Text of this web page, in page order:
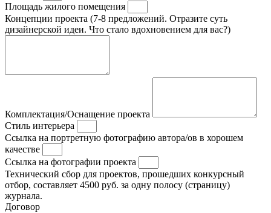
Площадь жилого помещения
Концепции проекта (7-8 предложений. Отразите суть
дизайнерской идеи. Что стало вдохновением для вас?)
Комплектация/Оснащение проекта
Стиль интерьера
Ссылка на портретную фотографию автора/ов в хорошем
качестве
Ссылка на фотографии проекта
Технический сбор для проектов, прошедших конкурсный
отбор, составляет 4500 руб. за одну полосу (страницу)
журнала.
Договор